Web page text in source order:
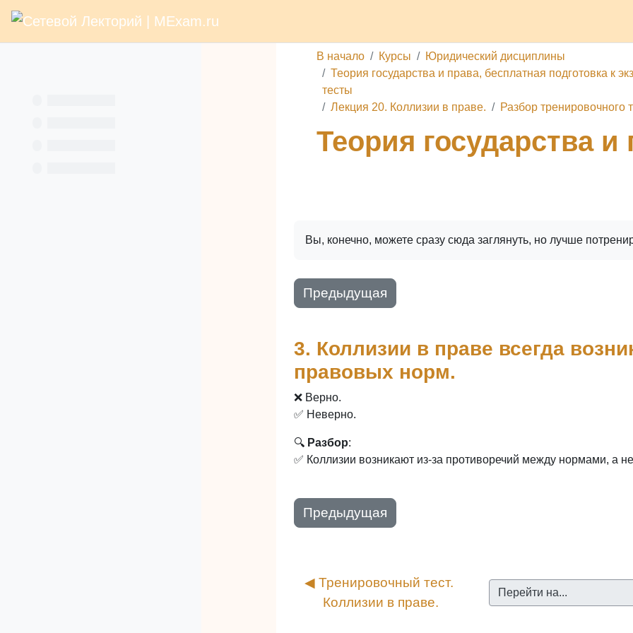
В начало Курсы
Юридический дисциплины
Теория государства и права, бесплатная подготовка к
тесты
Лекция 20. Коллизии в праве.
Разбор тренировочного
Теория государства и
Вы, конечно, можете сразу сюда заглянуть, но лучше
Предыдущая
3. Коллизии в праве всегда
правовых норм.
❌ Верно.
✅ Неверно.
🔍 Разбор:
✅ Коллизии возникают из-за противоречий между нормами, а не
Предыдущая
◀︎ Тренировочный тест.
Коллизии в праве.
Перейти на...